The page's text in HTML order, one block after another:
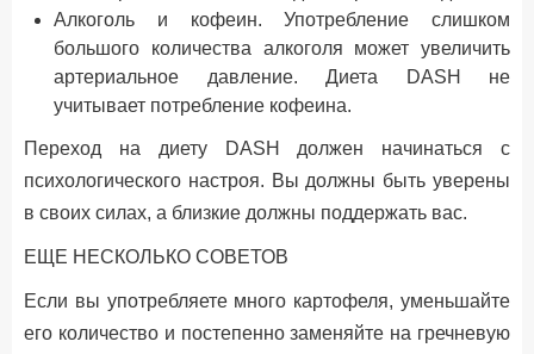
Алкоголь и кофеин. Употребление слишком
большого количества алкоголя может увеличить
артериальное давление. Диета DASH не
учитывает потребление кофеина.
Переход на диету DASH должен начинаться с
психологического настроя. Вы должны быть уверены
в своих силах, а близкие должны поддержать вас.
ЕЩЕ НЕСКОЛЬКО СОВЕТОВ
Если вы употребляете много картофеля, уменьшайте
его количество и постепенно заменяйте на гречневую